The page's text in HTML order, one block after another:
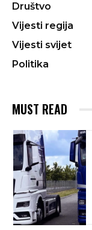
Društvo
Vijesti regija
Vijesti svijet
Politika
MUST READ